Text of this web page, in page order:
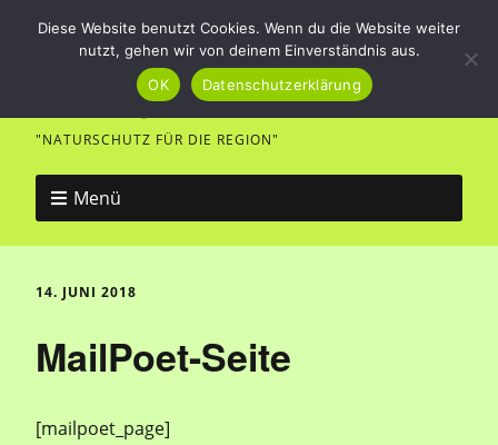
Vogel- und Naturfreunde
Merklingen
"NATURSCHUTZ FÜR DIE REGION"
Menü
14. JUNI 2018
MailPoet-Seite
[mailpoet_page]
Diese Website benutzt Cookies. Wenn du die Website weiter
nutzt, gehen wir von deinem Einverständnis aus.
OK
Datenschutzerklärung